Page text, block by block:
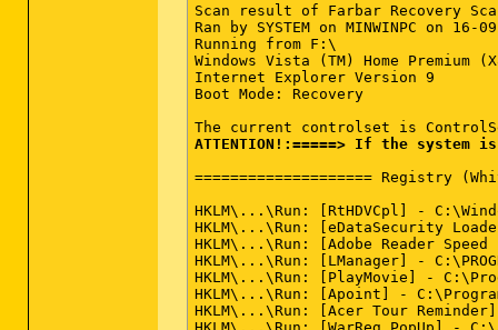
Scan result of Farbar Recovery
Ran by SYSTEM on MINWINPC on 16-
Running from F:\
Windows Vista (TM) Home Premium
Internet Explorer Version 9
Boot Mode: Recovery
ATTENTION!:=====> If the